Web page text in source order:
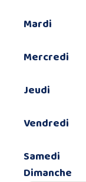
Mardi
Mercredi
Jeudi
Vendredi
Samedi
Dimanche